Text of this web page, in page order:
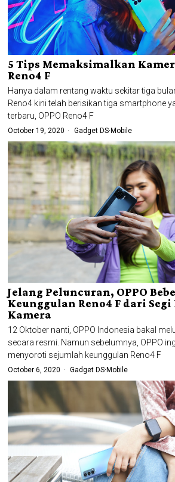
5 Tips Memaksimalkan
Reno4 F
Hanya dalam rentang waktu sekitar tiga
Reno4 kini telah berisikan tiga smartphone
terbaru, OPPO Reno4 F
October 19, 2020 Gadget DS·Mobile
Jelang Peluncuran, OPPO
Keunggulan Reno4 F dari Segi
Kamera
12 Oktober nanti, OPPO Indonesia bakal
secara resmi. Namun sebelumnya, OPPO
menyoroti sejumlah keunggulan Reno4 F
October 6, 2020 Gadget DS·Mobile